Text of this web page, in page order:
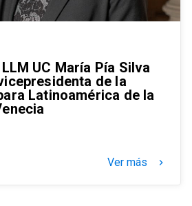
UC María Pía Silva
de la
Latinoamérica de la
Ver más keyboard_arrow_right